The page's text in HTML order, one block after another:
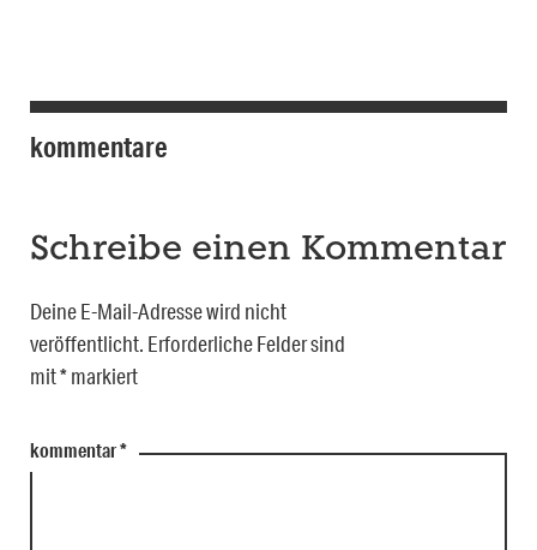
kommentare
Schreibe einen Kommentar
Deine E-Mail-Adresse wird nicht
veröffentlicht. Erforderliche Felder sind
mit*markiert
kommentar*